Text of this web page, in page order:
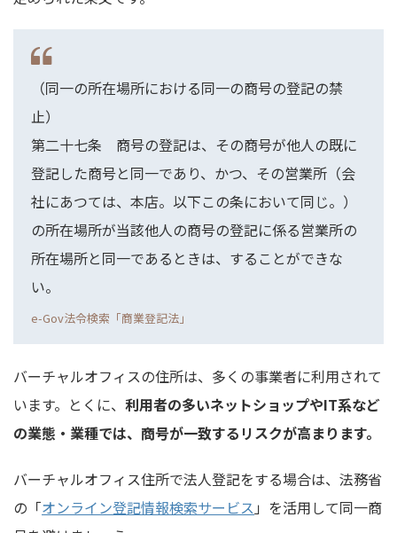
（同一の所在場所における同一の商号の登記の禁
止）
第二十七条 商号の登記は、その商号が他人の既に
登記した商号と同一であり、かつ、その営業所（会
社にあつては、本店。以下この条において同じ。）
の所在場所が当該他人の商号の登記に係る営業所の
所在場所と同一であるときは、することができな
い。
e-Gov法令検索「商業登記法」
バーチャルオフィスの住所は、多くの事業者に利用されて
います。とくに、 利用者の多いネットショップやIT系など
の業態・業種では、商号が一致するリスクが高まります。
バーチャルオフィス住所で法人登記をする場合は、法務省
の「オンライン登記情報検索サービス 」を活用して同一商